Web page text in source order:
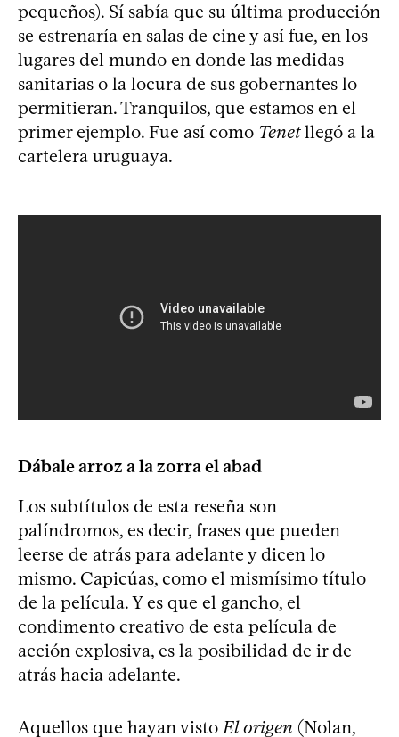
pequeños). Sí sabía que su última producción
se estrenaría en salas de cine y así fue, en los
lugares del mundo en donde las medidas
sanitarias o la locura de sus gobernantes lo
permitieran. Tranquilos, que estamos en el
primer ejemplo. Fue así como Tenetllegó a la
cartelera uruguaya.
Dábale arroz a la zorra el abad
Los subtítulos de esta reseña son
palíndromos, es decir, frases que pueden
leerse de atrás para adelante y dicen lo
mismo. Capicúas, como el mismísimo título
de la película. Y es que el gancho, el
condimento creativo de esta película de
acción explosiva, es la posibilidad de ir de
atrás hacia adelante.
Aquellos que hayan visto El origen (Nolan,